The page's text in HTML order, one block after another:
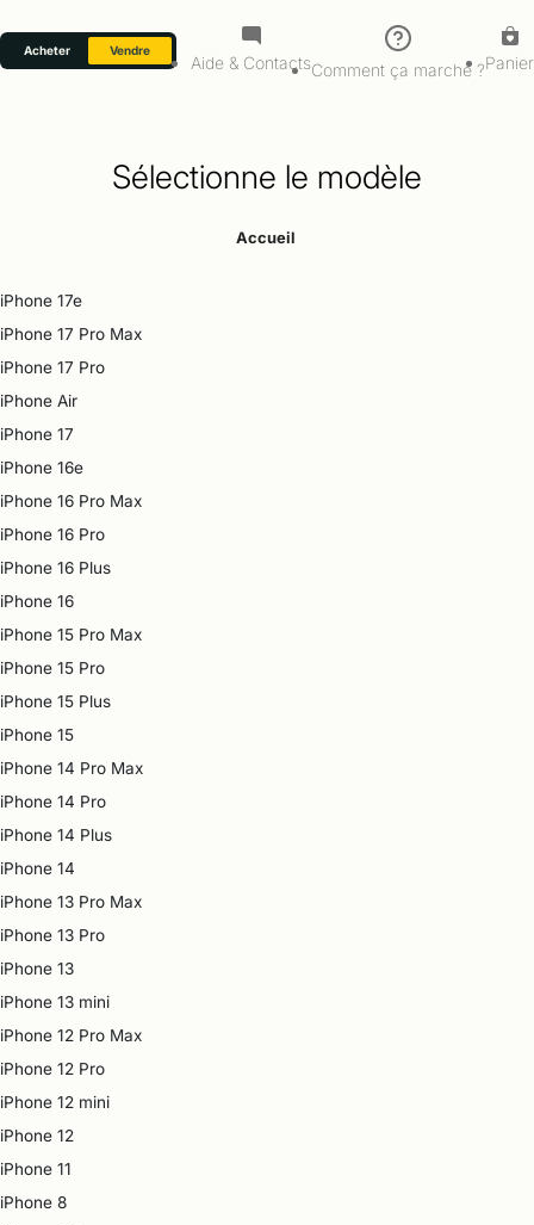
Contenu principal
Acheter Vendre
Aide & ContactsComment ça marche ?Panier
Sélectionne le modèle
Accueil
iPhone 17e
iPhone 17 Pro Max
iPhone 17 Pro
iPhone Air
iPhone 17
iPhone 16e
iPhone 16 Pro Max
iPhone 16 Pro
iPhone 16 Plus
iPhone 16
iPhone 15 Pro Max
iPhone 15 Pro
iPhone 15 Plus
iPhone 15
iPhone 14 Pro Max
iPhone 14 Pro
iPhone 14 Plus
iPhone 14
iPhone 13 Pro Max
iPhone 13 Pro
iPhone 13
iPhone 13 mini
iPhone 12 Pro Max
iPhone 12 Pro
iPhone 12 mini
iPhone 12
iPhone 11
iPhone 8